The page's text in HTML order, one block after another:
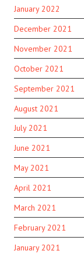
January 2022
December 2021
November 2021
October 2021
September 2021
August 2021
July 2021
June 2021
May 2021
April 2021
March 2021
February 2021
January 2021